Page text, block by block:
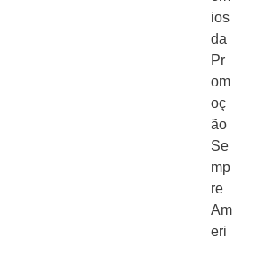
ios
da
Pr
om
oç
ão
Se
mp
re
Am
eri